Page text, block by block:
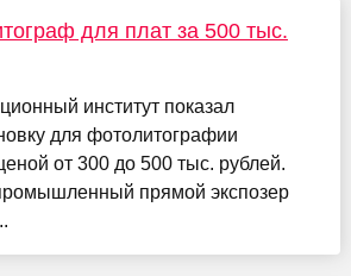
для плат за 500 тыс.
институт показал
для фотолитографии
от 300 до 500 тыс. рублей.
прямой экспозер